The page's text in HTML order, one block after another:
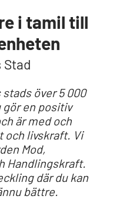
i tamil till
Stad
över 5 000
gör en positiv
är med och
och livskraft. Vi
Mod,
Handlingskraft.
där du kan
bättre.